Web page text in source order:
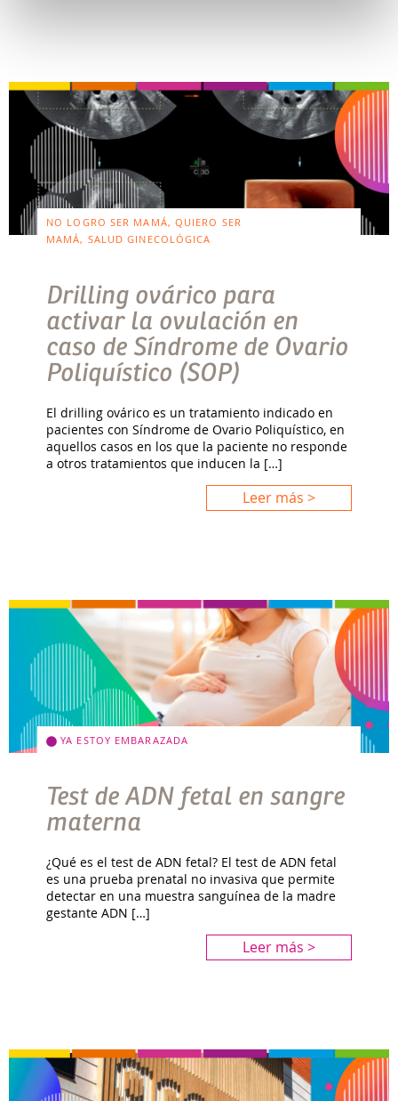
NO LOGRO SER MAMÁ, QUIERO SER
MAMÁ, SALUD GINECOLÓGICA
Drilling ovárico para
activar la ovulación en
caso de Síndrome de Ovario
Poliquístico (SOP)
El drilling ovárico es un tratamiento indicado en
pacientes con Síndrome de Ovario Poliquístico, en
aquellos casos en los que la paciente no responde
a otros tratamientos que inducen la […]
Leer más >
YA ESTOY EMBARAZADA
Test de ADN fetal en sangre
materna
¿Qué es el test de ADN fetal? El test de ADN fetal
es una prueba prenatal no invasiva que permite
detectar en una muestra sanguínea de la madre
gestante ADN […]
Leer más >